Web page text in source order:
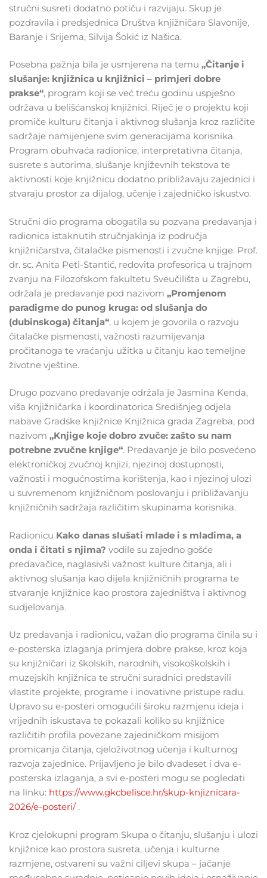
stručni susreti dodatno potiču i razvijaju. Skup je
pozdravila i predsjednica Društva knjižničara Slavonije,
Baranje i Srijema, Silvija Šokić iz Našica.
Posebna pažnja bila je usmjerena na temu „Čitanje i
slušanje: knjižnica u knjižnici – primjeri dobre
prakse“, program koji se već treću godinu uspješno
održava u belišćanskoj knjižnici. Riječ je o projektu koji
promiče kulturu čitanja i aktivnog slušanja kroz različite
sadržaje namijenjene svim generacijama korisnika.
Program obuhvaća radionice, interpretativna čitanja,
susrete s autorima, slušanje književnih tekstova te
aktivnosti koje knjižnicu dodatno približavaju zajednici i
stvaraju prostor za dijalog, učenje i zajedničko iskustvo.
Stručni dio programa obogatila su pozvana predavanja i
radionica istaknutih stručnjakinja iz područja
knjižničarstva, čitalačke pismenosti i zvučne knjige. Prof.
dr. sc. Anita Peti-Stantić, redovita profesorica u trajnom
zvanju na Filozofskom fakultetu Sveučilišta u Zagrebu,
održala je predavanje pod nazivom „Promjenom
paradigme do punog kruga: od slušanja do
(dubinskoga) čitanja“, u kojem je govorila o razvoju
čitalačke pismenosti, važnosti razumijevanja
pročitanoga te vraćanju užitka u čitanju kao temeljne
životne vještine.
Drugo pozvano predavanje održala je Jasmina Kenda,
viša knjižničarka i koordinatorica Središnjeg odjela
nabave Gradske knjižnice Knjižnica grada Zagreba, pod
nazivom „Knjige koje dobro zvuče: zašto su nam
potrebne zvučne knjige“. Predavanje je bilo posvećeno
elektroničkoj zvučnoj knjizi, njezinoj dostupnosti,
važnosti i mogućnostima korištenja, kao i njezinoj ulozi
u suvremenom knjižničnom poslovanju i približavanju
knjižničnih sadržaja različitim skupinama korisnika.
Radionicu Kako danas slušati mlade i s mladima, a
onda i čitati s njima? vodile su zajedno gošće
predavačice, naglasivši važnost kulture čitanja, ali i
aktivnog slušanja kao dijela knjižničnih programa te
stvaranje knjižnice kao prostora zajedništva i aktivnog
sudjelovanja.
Uz predavanja i radionicu, važan dio programa činila su i
e-posterska izlaganja primjera dobre prakse, kroz koja
su knjižničari iz školskih, narodnih, visokoškolskih i
muzejskih knjižnica te stručni suradnici predstavili
vlastite projekte, programe i inovativne pristupe radu.
Upravo su e-posteri omogućili široku razmjenu ideja i
vrijednih iskustava te pokazali koliko su knjižnice
različitih profila povezane zajedničkom misijom
promicanja čitanja, cjeloživotnog učenja i kulturnog
razvoja zajednice. Prijavljeno je bilo dvadeset i dva e-
posterska izlaganja, a svi e-posteri mogu se pogledati
na linku: https://www.gkcbelisce.hr/skup-knjiznicara-
2026/e-posteri/.
Kroz cjelokupni program Skupa o čitanju, slušanju i ulozi
knjižnice kao prostora susreta, učenja i kulturne
razmjene, ostvareni su važni ciljevi skupa – jačanje